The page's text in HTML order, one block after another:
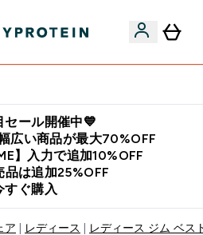
セール開催中💙
広い商品が最大70%OFF
】入力で追加10%OFF
品は追加25%OFF
すぐ購入
ア レディース レディース ジム ベス